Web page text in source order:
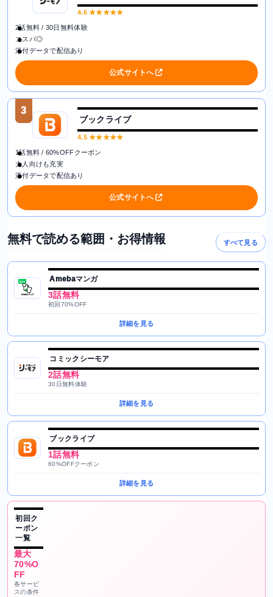
4.6★★★★★
2話無料 / 30日無料体験
コスパ◎
添付データで配信あり
公式サイトへ
3
ブックライブ
4.5★★★★★
1話無料 / 60%OFFクーポン
大人向けも充実
添付データで配信あり
公式サイトへ
無料で読める範囲・お得情報 すべて見る
Amebaマンガ
3話無料
初回70%OFF
詳細を見る
コミックシーモア
2話無料
30日無料体験
詳細を見る
ブックライブ
1話無料
60%OFFクーポン
詳細を見る
初回ク
ーポン
一覧
最大
70%O
FF
各サービ
スの条件